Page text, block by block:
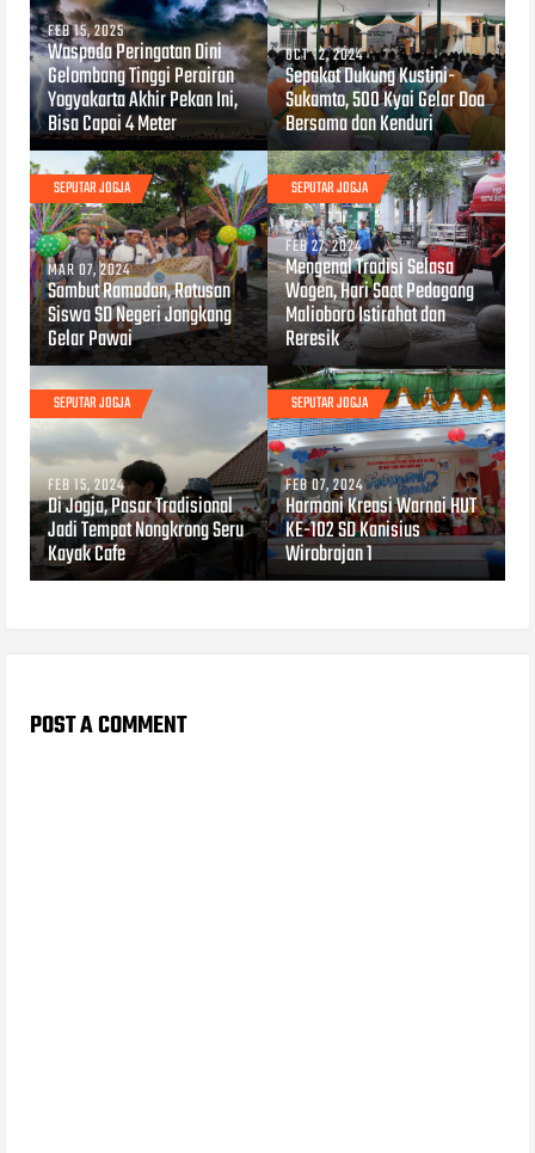
FEB 15, 2025
Waspada Peringatan Dini
Gelombang Tinggi Perairan
Yogyakarta Akhir Pekan Ini,
Bisa Capai 4 Meter
OCT 12, 2024
Sepakat Dukung Kustini-
Sukamto, 500 Kyai Gelar Doa
Bersama dan Kenduri
SEPUTAR JOGJA
MAR 07, 2024
Sambut Ramadan, Ratusan
Siswa SD Negeri Jongkang
Gelar Pawai
SEPUTAR JOGJA
FEB 27, 2024
Mengenal Tradisi Selasa
Wagen, Hari Saat Pedagang
Malioboro Istirahat dan
Reresik
SEPUTAR JOGJA
FEB 15, 2024
Di Jogja, Pasar Tradisional
Jadi Tempat Nongkrong Seru
Kayak Cafe
SEPUTAR JOGJA
FEB 07, 2024
Harmoni Kreasi Warnai HUT
KE-102 SD Kanisius
Wirobrajan 1
POST A COMMENT